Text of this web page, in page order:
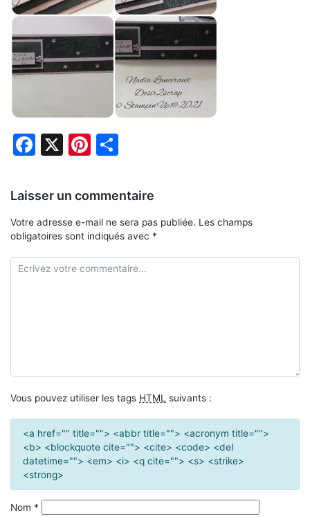
Facebook
X Pinterest
Laisser un commentaire
Votre adresse e-mail ne sera pas publiée. Les champs
obligatoires sont indiqués avec *
Vous pouvez utiliser les tags HTML suivants :
<a href="" title=""> <abbr title=""> <acronym title="">
<b> <blockquote cite=""> <cite> <code> <del
datetime=""> <em> <i> <q cite=""> <s> <strike>
<strong>
Nom *